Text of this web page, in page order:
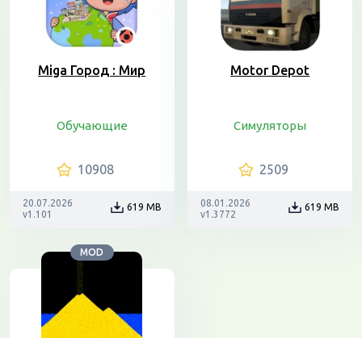
Miga Город : Мир
Обучающие
10908
20.07.2026
v1.101
619 MB
Motor Depot
Симуляторы
2509
08.01.2026
v1.3772
619 MB
MOD